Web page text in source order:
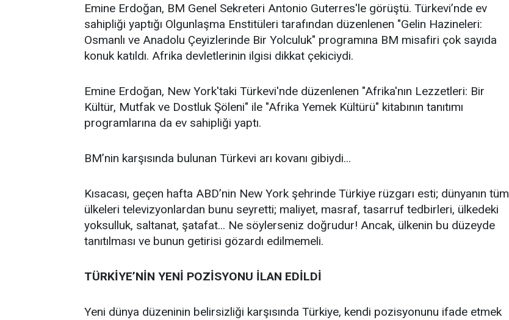
Emine Erdoğan, BM Genel Sekreteri Antonio Guterres'le görüştü. Türkevi’nde ev
sahipliği yaptığı Olgunlaşma Enstitüleri tarafından düzenlenen "Gelin Hazineleri:
Osmanlı ve Anadolu Çeyizlerinde Bir Yolculuk" programına BM misafiri çok sayıda
konuk katıldı. Afrika devletlerinin ilgisi dikkat çekiciydi.
Emine Erdoğan, New York'taki Türkevi'nde düzenlenen "Afrika'nın Lezzetleri: Bir
Kültür, Mutfak ve Dostluk Şöleni" ile "Afrika Yemek Kültürü" kitabının tanıtımı
programlarına da ev sahipliği yaptı.
BM’nin karşısında bulunan Türkevi arı kovanı gibiydi...
Kısacası, geçen hafta ABD’nin New York şehrinde Türkiye rüzgarı esti; dünyanın tüm
ülkeleri televizyonlardan bunu seyretti; maliyet, masraf, tasarruf tedbirleri, ülkedeki
yoksulluk, saltanat, şatafat... Ne söylerseniz doğrudur! Ancak, ülkenin bu düzeyde
tanıtılması ve bunun getirisi gözardı edilmemeli.
TÜRKİYE’NİN YENİ POZİSYONU İLAN EDİLDİ
Yeni dünya düzeninin belirsizliği karşısında Türkiye, kendi pozisyonunu ifade etmek